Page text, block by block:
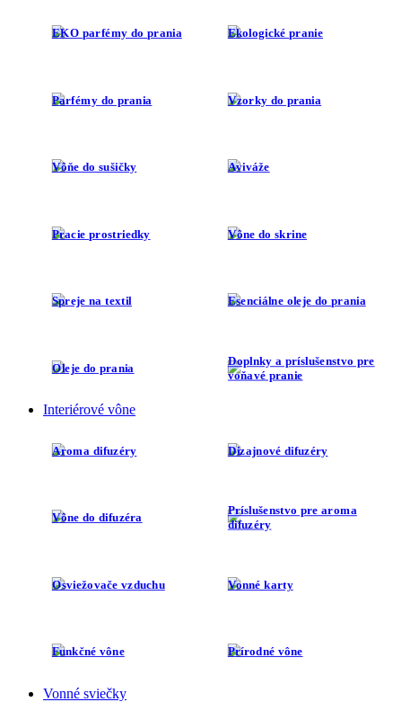
EKO parfémy do prania Ekologické pranie
Parfémy do prania Vzorky do prania
Vôňe do sušičky Aviváže
Pracie prostriedky Vône do skrine
Spreje na textil Esenciálne oleje do prania
Oleje do prania
Doplnky a príslušenstvo pre
voňavé pranie
Interiérové vône
Aroma difuzéry Dizajnové difuzéry
Vône do difuzéra
Príslušenstvo pre aroma
difuzéry
Osviežovače vzduchu Vonné karty
Funkčné vône Prírodné vône
Vonné sviečky